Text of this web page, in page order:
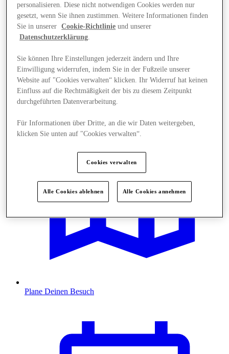
Angebote
Plane Deinen Besuch
personalisieren. Diese nicht notwendigen Cookies werden nur
gesetzt, wenn Sie ihnen zustimmen. Weitere Informationen finden
Sie in unserer
Cookie-Richtlinie und unserer
Datenschutzerklärung
Sie können Ihre Einstellungen jederzeit ändern und Ihre
Einwilligung widerrufen, indem Sie in der Fußzeile unserer
Website auf "Cookies verwalten“ klicken. Ihr Widerruf hat keinen
Einfluss auf die Rechtmäßigkeit der bis zu diesem Zeitpunkt
durchgeführten Datenverarbeitung.
Für Informationen über Dritte, an die wir Daten weitergeben,
klicken Sie unten auf "Cookies verwalten“.
Cookies verwalten
Alle Cookies ablehnen Alle Cookies annehmen